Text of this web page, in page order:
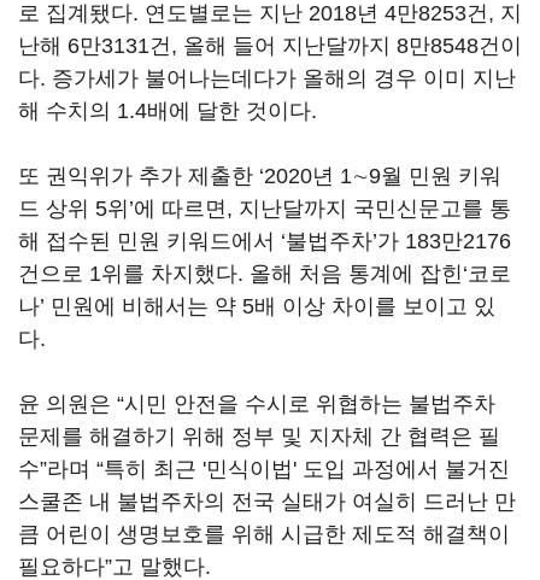
로 집계됐다. 연도별로는 지난 2018년 4만8253건, 지
난해 6만3131건, 올해 들어 지난달까지 8만8548건이
다. 증가세가 불어나는데다가 올해의 경우 이미 지난
해 수치의 1.4배에 달한 것이다.
또 권익위가 추가 제출한 ‘2020년 1∼9월 민원 키워
드 상위 5위’에 따르면, 지난달까지 국민신문고를 통
해 접수된 민원 키워드에서 ‘불법주차’가 183만2176
건으로 1위를 차지했다. 올해 처음 통계에 잡힌‘코로
나’ 민원에 비해서는 약 5배 이상 차이를 보이고 있
다.
윤 의원은 “시민 안전을 수시로 위협하는 불법주차
문제를 해결하기 위해 정부 및 지자체 간 협력은 필
수”라며 “특히 최근 '민식이법' 도입 과정에서 불거진
스쿨존 내 불법주차의 전국 실태가 여실히 드러난 만
큼 어린이 생명보호를 위해 시급한 제도적 해결책이
필요하다”고 말했다.